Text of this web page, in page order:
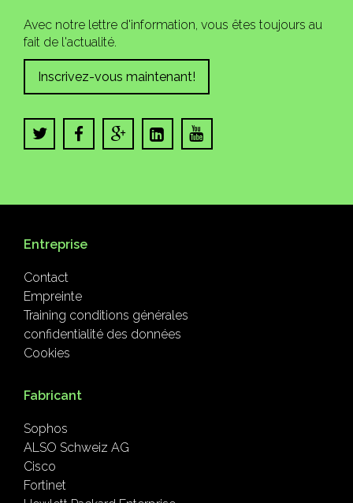
Avec notre lettre d'information, vous êtes toujours au
fait de l'actualité.
Inscrivez-vous maintenant!
Entreprise
Contact
Empreinte
Training conditions générales
confidentialité des données
Cookies
Fabricant
Sophos
ALSO Schweiz AG
Cisco
Fortinet